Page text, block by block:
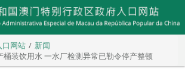
口网站
新闻
桶装饮用水 一水厂检测异常已勒令停产整顿